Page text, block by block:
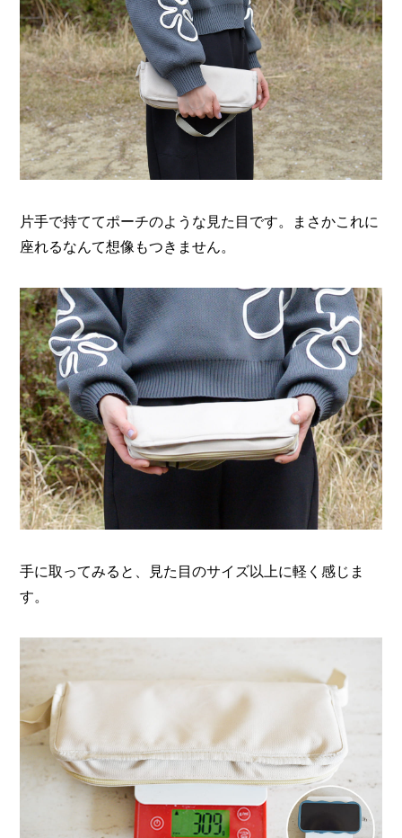
片手で持ててポーチのような見た目です。まさかこれに
座れるなんて想像もつきません。
手に取ってみると、見た目のサイズ以上に軽く感じま
す。